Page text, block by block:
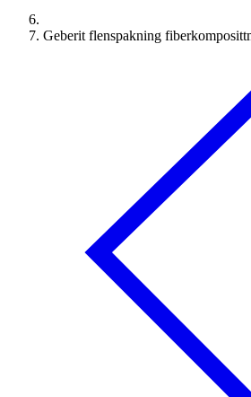
Geberit flenspakning